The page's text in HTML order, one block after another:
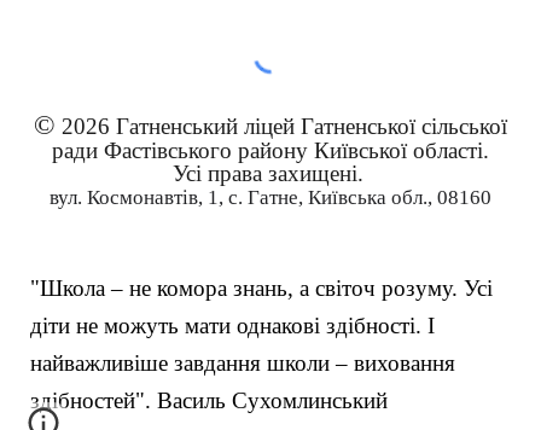
© 2026 Гатненський ліцей Гатненської сільської
ради Фастівського району Київської області.
Усі права захищені.
вул. Космонавтів, 1, с. Гатне, Київська обл., 08160
"Школа – не комора знань, а світоч розуму. Усі
діти не можуть мати однакові здібності. І
найважливіше завдання школи – виховання
здібностей". Василь Сухомлинський